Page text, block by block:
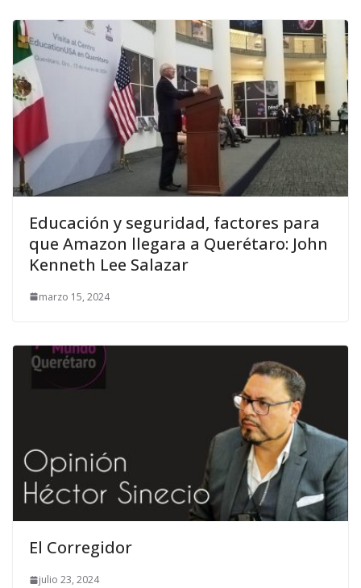
Educación y seguridad, factores para
que Amazon llegara a Querétaro: John
Kenneth Lee Salazar
marzo 15, 2024
El Corregidor
julio 23, 2024